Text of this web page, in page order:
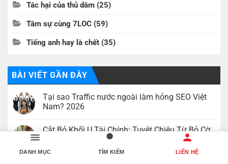
Tác hại của thủ dâm (25)
Tâm sự cùng 7LOC (59)
Tiếng anh hay là chết (35)
BÀI VIẾT GẦN ĐÂY
Tại sao Traffic nước ngoài làm hỏng SEO Việt
Nam? 2026
bình
Tại
Cắt Bỏ Khối U Tài Chính: Tuyệt Chiêu Từ Bỏ Cờ
Không
DANH MỤC TÌM KIẾM LIÊN HỆ